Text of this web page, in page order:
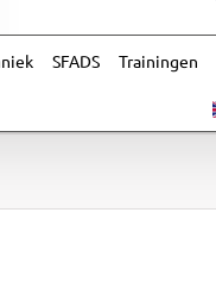
SFADS Trainingen